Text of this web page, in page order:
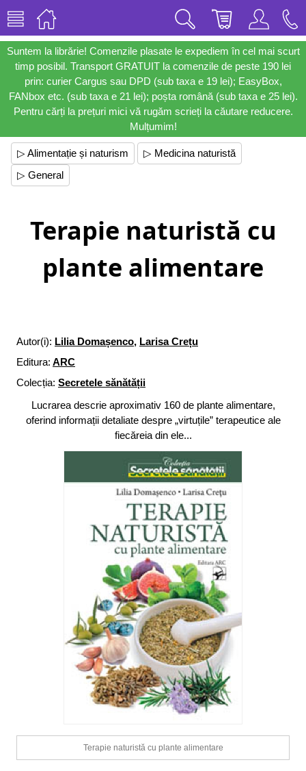
Suntem la librărie! Comenzile plasate le expediem în cel mai scurt
timp posibil. Transport GRATUIT la comenzile de peste 190 lei
prin: curier Cargus sau DPD (sub taxa e 19 lei); EasyBox,
FANbox etc. (sub taxa e 21 lei); poșta română (sub taxa e 25 lei).
Pentru cărți la prețuri mici vă rugăm scrieți la căutare reducere.
Mulțumim!
▷ Alimentație și naturism
▷ Medicina naturistă
▷ General
Terapie naturistă cu
plante alimentare
Autor(i): Lilia Domașenco, Larisa Crețu
Editura: ARC
Colecția: Secretele sănătății
Lucrarea descrie aproximativ 160 de plante alimentare,
oferind informații detaliate despre „virtuțile” terapeutice ale
fiecăreia din ele...
Terapie naturistă cu plante alimentare